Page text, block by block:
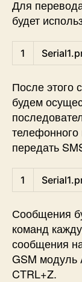
Для
будет
1 Serial1.
После этого
будем
передать
1 Serial1.
Сообщения
команд
сообщения
GSM модуль
CTRL+Z.